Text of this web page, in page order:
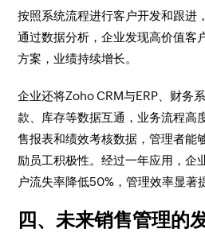
按照系统流程进行客户开发和跟进
通过数据分析，企业发现高价值客
方案，业绩持续增长。
企业还将Zoho CRM与ERP、财务
款、库存等数据互通，业务流程高
售报表和绩效考核数据，管理者能
励员工积极性。经过一年应用，企
户流失率降低50%，管理效率显著
四、未来销售管理的